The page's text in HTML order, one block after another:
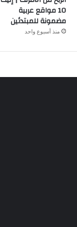
10 مواقع عربية
مضمونة للمبتدئين
منذ أسبوع واحد